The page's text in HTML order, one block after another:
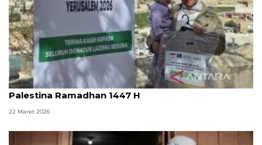
LAZISNU kirim ribuan bantuan kemanusiaan ke
Palestina Ramadhan 1447 H
22 Maret 2026